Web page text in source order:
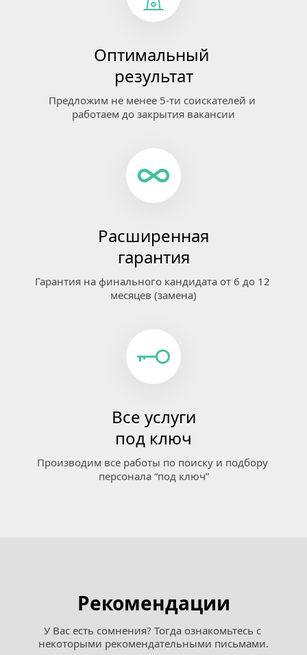
Оптимальный
результат
Предложим не менее 5-ти соискателей и
работаем до закрытия вакансии
Расширенная
гарантия
Гарантия на финального кандидата от 6 до 12
месяцев (замена)
Все услуги
под ключ
Производим все работы по поиску и подбору
персонала “под ключ”
Рекомендации
У Вас есть сомнения? Тогда ознакомьтесь с
некоторыми рекомендательными письмами.